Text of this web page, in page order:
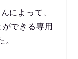
によって、
ができる専用
。